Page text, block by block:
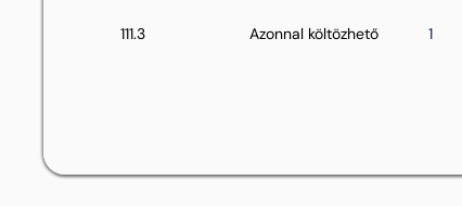
111.3 Azonnal költözhető 1